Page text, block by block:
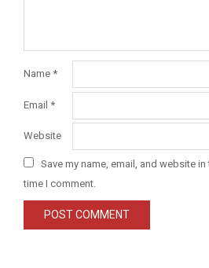
Name *
Email *
Website
Save my name, email, and website
time I comment.